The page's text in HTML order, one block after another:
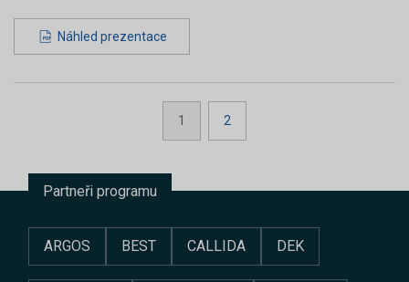
Náhled prezentace
1 2
Partneři programu
ARGOS BEST CALLIDA DEK